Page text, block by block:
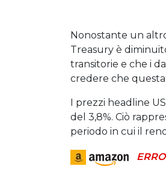
Nonostante un
Treasury è
transitorie e che i
credere che
I prezzi headline
del 3,8%. Ciò
periodo in cui il